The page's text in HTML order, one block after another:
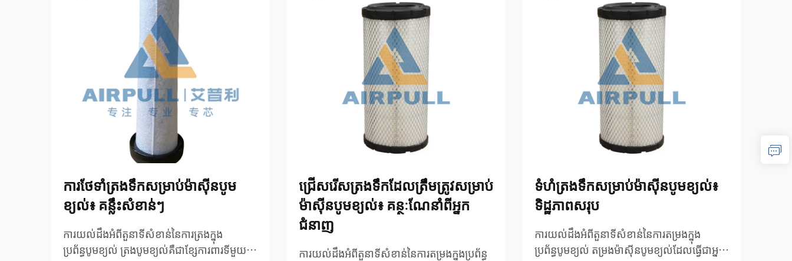
ការថែទាំត្រងទឹកសម្រាប់ម៉ាស៊ីនបូម
ខ្យល់៖ គន្លឹះសំខាន់ៗ
ការយល់ដឹងអំពីតួនាទីសំខាន់នៃការត្រងក្នុង
ប្រព័ន្ធបូមខ្យល់ ត្រង​បូម​ខ្យល់​គឺ​ជា​ខ្សែ​ការពារ​ទី​មួយ​
ជ្រើសរើសត្រងទឹកដែលត្រឹមត្រូវសម្រាប់
ម៉ាស៊ីនបូមខ្យល់៖ គន្ថៈណែនាំពីអ្នក
ជំនាញ
ការយល់ដឹងអំពីតួនាទីសំខាន់នៃការតម្រងក្នុងប្រព័ន្ធ
ទំហំត្រងទឹកសម្រាប់ម៉ាស៊ីនបូមខ្យល់៖
ទិដ្ឋភាពសរុប
ការយល់ដឹងអំពីតួនាទីសំខាន់នៃការតម្រងក្នុង
ប្រព័ន្ធបូមខ្យល់ តម្រងម៉ាស៊ីនបូមខ្យល់ដែលធ្វើជាអ្នក